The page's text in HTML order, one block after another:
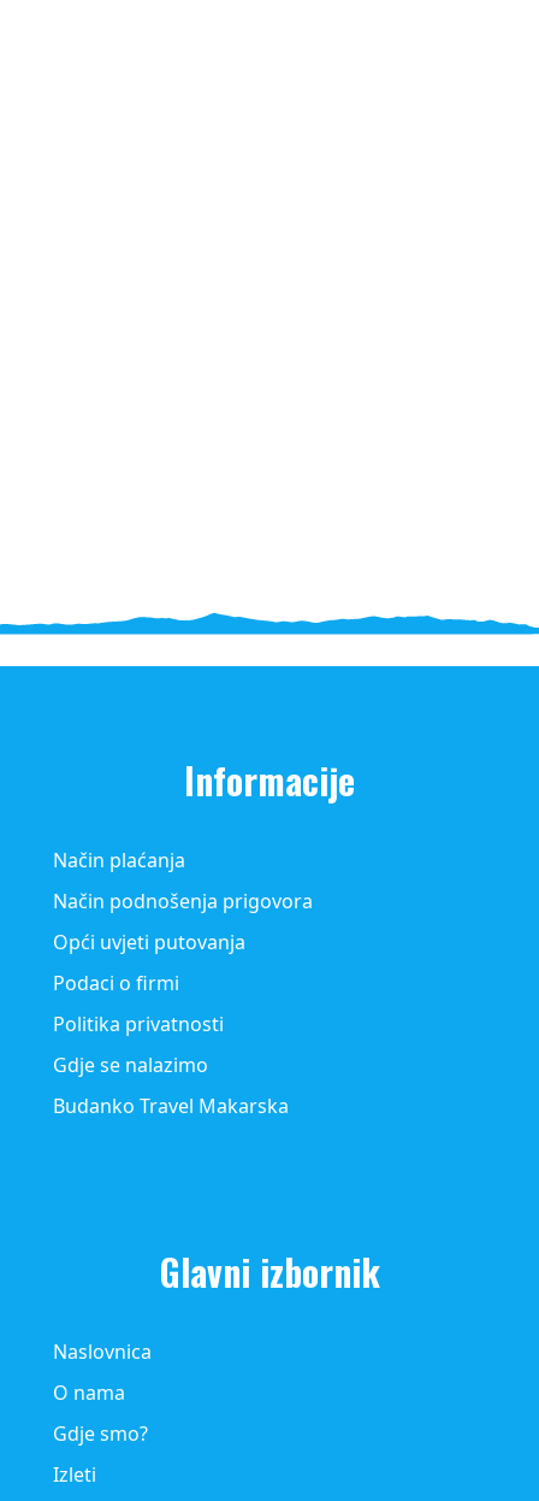
Informacije
Način plaćanja
Način podnošenja prigovora
Opći uvjeti putovanja
Podaci o firmi
Politika privatnosti
Gdje se nalazimo
Budanko Travel Makarska
Glavni izbornik
Naslovnica
O nama
Gdje smo?
Izleti